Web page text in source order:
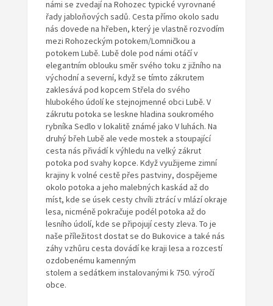
námi se zvedají na Rohozec typické vyrovnané
řady jabloňových sadů. Cesta přímo okolo sadu
nás dovede na hřeben, který je vlastně rozvodím
mezi Rohozeckým potokem/Lomničkou a
potokem Lubě. Lubě dole pod námi otáčí v
elegantním oblouku směr svého toku z jižního na
východní a severní, když se tímto zákrutem
zaklesává pod kopcem Střela do svého
hlubokého údolí ke stejnojmenné obci Lubě. V
zákrutu potoka se leskne hladina soukromého
rybníka Sedlo v lokalitě známé jako V luhách. Na
druhý břeh Lubě ale vede mostek a stoupající
cesta nás přivádí k výhledu na velký zákrut
potoka pod svahy kopce. Když využijeme zimní
krajiny k volné cestě přes pastviny, dospějeme
okolo potoka a jeho malebných kaskád až do
míst, kde se úsek cesty chvíli ztrácí v mlází okraje
lesa, nicméně pokračuje podél potoka až do
lesního údolí, kde se připojují cesty zleva. To je
naše příležitost dostat se do Bukovice a také nás
záhy vzhůru cesta dovádí ke kraji lesa a rozcestí
ozdobenému kamenným
stolem a sedátkem instalovanými k 750. výročí
obce.